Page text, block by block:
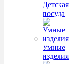
Детская
посуда
Умные
изделия